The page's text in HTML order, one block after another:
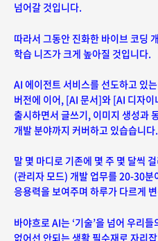
넘어갈 것입니다.
따라서 그동안 진화한 바이브 코딩
학습 니즈가 크게 높아질 것입니다.
AI 에이전트 서비스를 선도하고 있
버전에 이어, [AI 문서]와 [AI 디자
출시하면서 글쓰기, 이미지 생성과
개발 분야까지 커버하고 있습습니다.
말 몇 마디로 기존에 몇 주 몇 달씩
(관리자 모드) 개발 업무를 20-30분
응용력을 보여주며 하루가 다르게
바야흐로 AI는 ‘기술’을 넘어 우리
없어선 안되는 생활 필수재로 자리